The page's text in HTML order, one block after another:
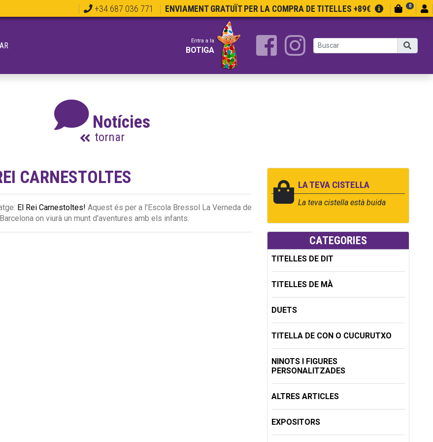
+34 687 036 771 ENVIAMENT GRATUÏT PER LA COMPRA DE TITELLES +89€ 0
Entra a la
BOTIGA
Notícies
tornar
CARNESTOLTES
El Rei Carnestoltes! Aquest és per a l'Escola Bressol La Verneda de
on viurà un munt d'aventures amb els infants.
LA TEVA CISTELLA
La teva cistella està buida
CATEGORIES
TITELLES DE DIT
TITELLES DE MÀ
DUETS
TITELLA DE CON O CUCURUTXO
NINOTS I FIGURES
PERSONALITZADES
ALTRES ARTICLES
EXPOSITORS